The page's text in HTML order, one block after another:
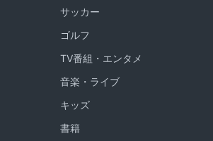
サッカー
ゴルフ
TV番組・エンタメ
音楽・ライブ
キッズ
書籍